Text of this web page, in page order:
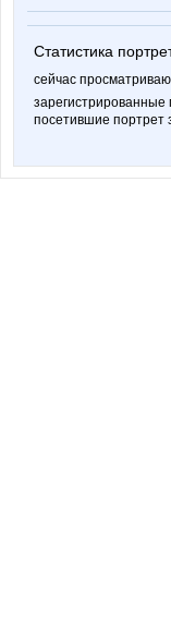
Статистика
сейчас
зарегистрированные
посетившие портрет